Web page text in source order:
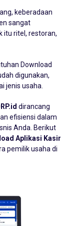
keberadaan
sangat
itu ritel, restoran,
Download
digunakan,
jenis usaha.
dirancang
efisiensi dalam
Anda. Berikut
Aplikasi Kasir
pemilik usaha di